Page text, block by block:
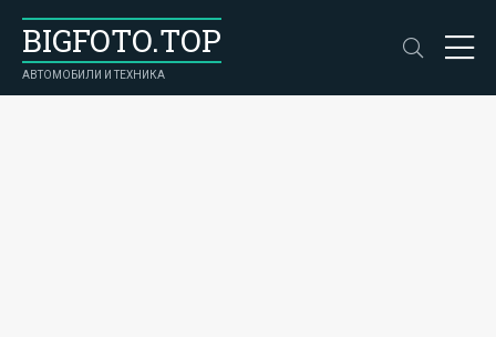
BIGFOTO.TOP
АВТОМОБИЛИ И ТЕХНИКА